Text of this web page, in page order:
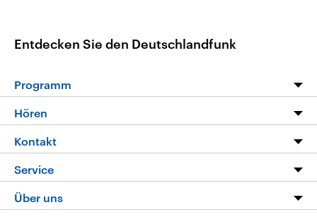
Entdecken Sie den Deutschlandfunk
Programm
Programm
Die Nachrichten
Nachrichtenleicht
Neue Beiträge auf dlf.de
Hören
Livestream
Podcasts
Deutschlandfunk App
Kontakt
Hörerservice
Service
FAQ
Über uns